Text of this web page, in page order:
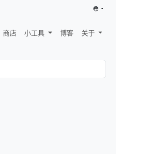
商店 小工具 博客 关于